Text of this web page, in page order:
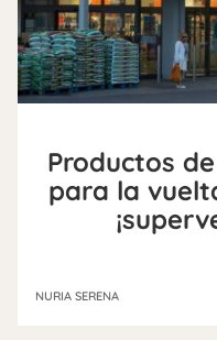
Productos
para la
NURIA SERENA